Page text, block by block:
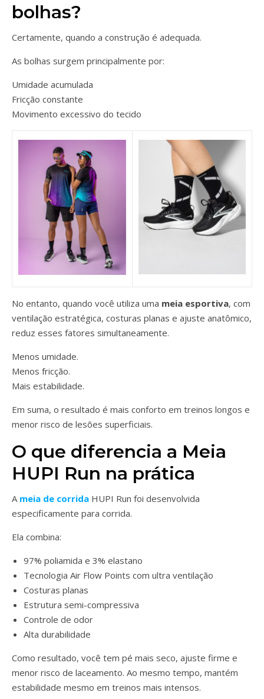
bolhas?
Certamente, quando a construção é adequada.
As bolhas surgem principalmente por:
Umidade acumulada
Fricção constante
Movimento excessivo do tecido
No entanto, quando você utiliza uma meia esportiva, com
ventilação estratégica, costuras planas e ajuste anatômico,
reduz esses fatores simultaneamente.
Menos umidade.
Menos fricção.
Mais estabilidade.
Em suma, o resultado é mais conforto em treinos longos e
menor risco de lesões superficiais.
O que diferencia a Meia
HUPI Run na prática
A meia de corrida HUPI Run foi desenvolvida
especificamente para corrida.
Ela combina:
97% poliamida e 3% elastano
Tecnologia Air Flow Points com ultra ventilação
Costuras planas
Estrutura semi-compressiva
Controle de odor
Alta durabilidade
Como resultado, você tem pé mais seco, ajuste firme e
menor risco de laceamento. Ao mesmo tempo, mantém
estabilidade mesmo em treinos mais intensos.